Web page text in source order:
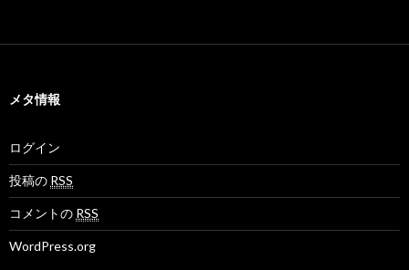
メタ情報
ログイン
投稿の RSS
コメントの RSS
WordPress.org